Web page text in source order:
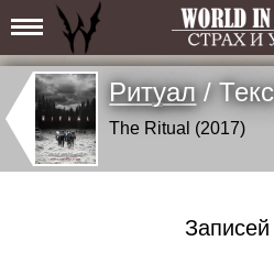
Ритуал/
The Ritual (2017)
Записей